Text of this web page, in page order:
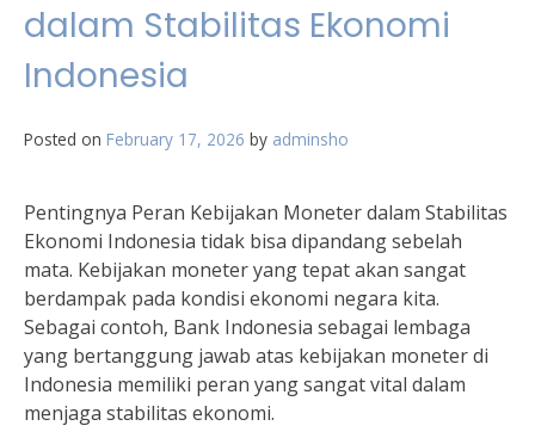
dalam Stabilitas Ekonomi
Indonesia
Posted on February 17, 2026 by adminsho
Pentingnya Peran Kebijakan Moneter dalam Stabilitas
Ekonomi Indonesia tidak bisa dipandang sebelah
mata. Kebijakan moneter yang tepat akan sangat
berdampak pada kondisi ekonomi negara kita.
Sebagai contoh, Bank Indonesia sebagai lembaga
yang bertanggung jawab atas kebijakan moneter di
Indonesia memiliki peran yang sangat vital dalam
menjaga stabilitas ekonomi.